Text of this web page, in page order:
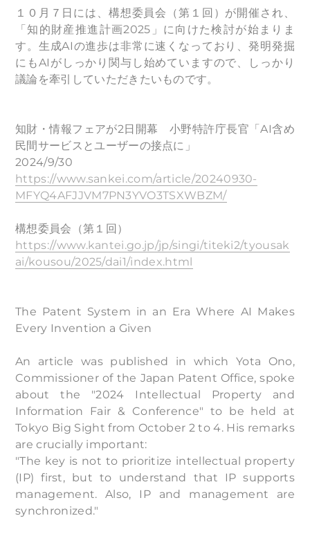
１０月７日には、構想委員会（第１回）が開催され、
「知的財産推進計画2025」に向けた検討が始まりま
す。生成AIの進歩は非常に速くなっており、発明発掘
にもAIがしっかり関与し始めていますので、しっかり
議論を牽引していただきたいものです。
知財・情報フェアが2日開幕 小野特許庁長官「AI含め
民間サービスとユーザーの接点に」
2024/9/30
https://www.sankei.com/article/20240930-
MFYQ4AFJJVM7PN3YVO3TSXWBZM/
構想委員会（第１回）
https://www.kantei.go.jp/jp/singi/titeki2/tyousak
ai/kousou/2025/dai1/index.html
The Patent System in an Era Where AI Makes
Every Invention a Given
An article was published in which Yota Ono,
Commissioner of the Japan Patent Office, spoke
about the "2024 Intellectual Property and
Information Fair & Conference" to be held at
Tokyo Big Sight from October 2 to 4. His remarks
are crucially important:
"The key is not to prioritize intellectual property
(IP) first, but to understand that IP supports
management. Also, IP and management are
synchronized."